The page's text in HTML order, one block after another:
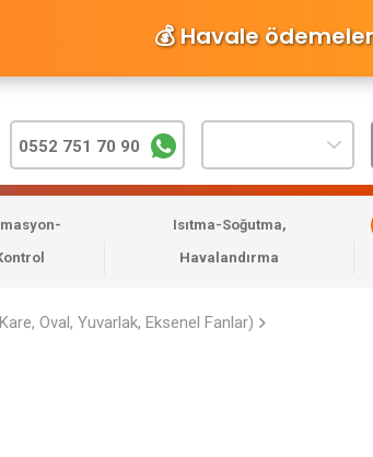
💰 Havale
0552 751 70 90
Isıtma-Soğutma,
Havalandırma
Oval, Yuvarlak, Eksenel Fanlar)